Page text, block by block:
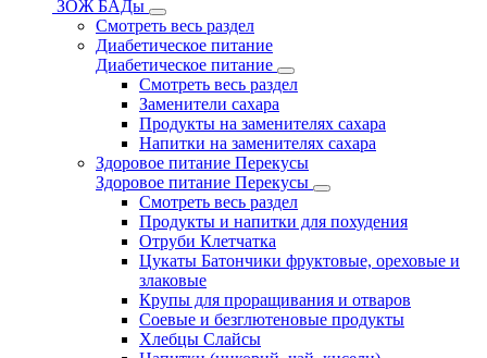
ЗОЖ БАДы
Смотреть весь раздел
Диабетическое питание
Диабетическое питание
Смотреть весь раздел
Заменители сахара
Продукты на заменителях сахара
Напитки на заменителях сахара
Здоровое питание Перекусы
Здоровое питание Перекусы
Смотреть весь раздел
Продукты и напитки для похудения
Отруби Клетчатка
Цукаты Батончики фруктовые, ореховые и
злаковые
Крупы для проращивания и отваров
Соевые и безглютеновые продукты
Хлебцы Слайсы